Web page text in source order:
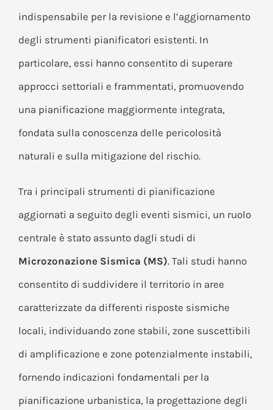
indispensabile per la revisione e l’aggiornamento
degli strumenti pianificatori esistenti. In
particolare, essi hanno consentito di superare
approcci settoriali e frammentati, promuovendo
una pianificazione maggiormente integrata,
fondata sulla conoscenza delle pericolosità
naturali e sulla mitigazione del rischio.
Tra i principali strumenti di pianificazione
aggiornati a seguito degli eventi sismici, un ruolo
centrale è stato assunto dagli studi di
Microzonazione Sismica (MS). Tali studi hanno
consentito di suddividere il territorio in aree
caratterizzate da differenti risposte sismiche
locali, individuando zone stabili, zone suscettibili
di amplificazione e zone potenzialmente instabili,
fornendo indicazioni fondamentali per la
pianificazione urbanistica, la progettazione degli